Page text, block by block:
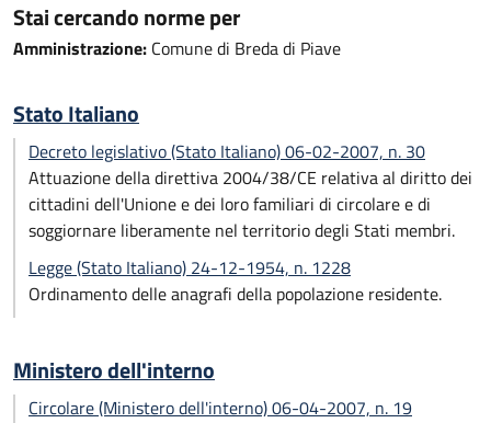
Stai cercando norme per
Amministrazione: Comune di Breda di Piave
Stato Italiano
Decreto legislativo (Stato Italiano) 06-02-2007, n. 30
Attuazione della direttiva 2004/38/CE relativa al diritto dei
cittadini dell'Unione e dei loro familiari di circolare e di
soggiornare liberamente nel territorio degli Stati membri.
Legge (Stato Italiano) 24-12-1954, n. 1228
Ordinamento delle anagrafi della popolazione residente.
Ministero dell'interno
Circolare (Ministero dell'interno) 06-04-2007, n. 19